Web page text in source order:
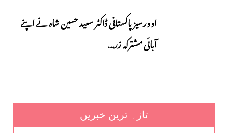
اوورسیز پاکستانی ڈاکٹر سعید حسین شاہ نے اپنے
آبائی مشترکہ زر...
تازہ ترین خبریں